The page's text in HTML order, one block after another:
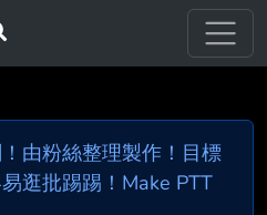
由粉絲整理製作！目標
逛批踢踢！Make PTT